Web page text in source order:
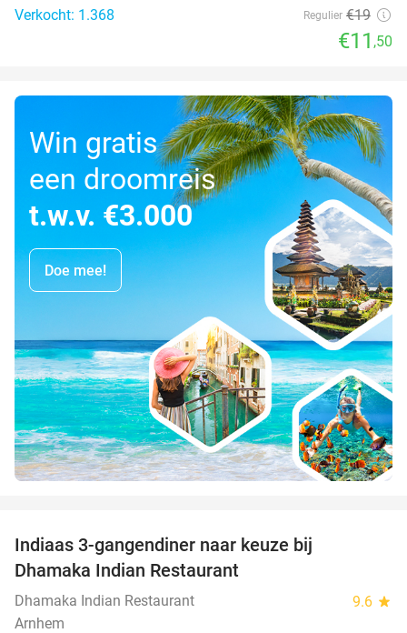
Verkocht: 1.368
Regulier €19
€11 ,50
Win gratis
een droomreis
t.w.v. €3.000
Doe mee!
Indiaas 3-gangendiner naar keuze bij
Dhamaka Indian Restaurant
Dhamaka Indian Restaurant 9.6 star
Arnhem